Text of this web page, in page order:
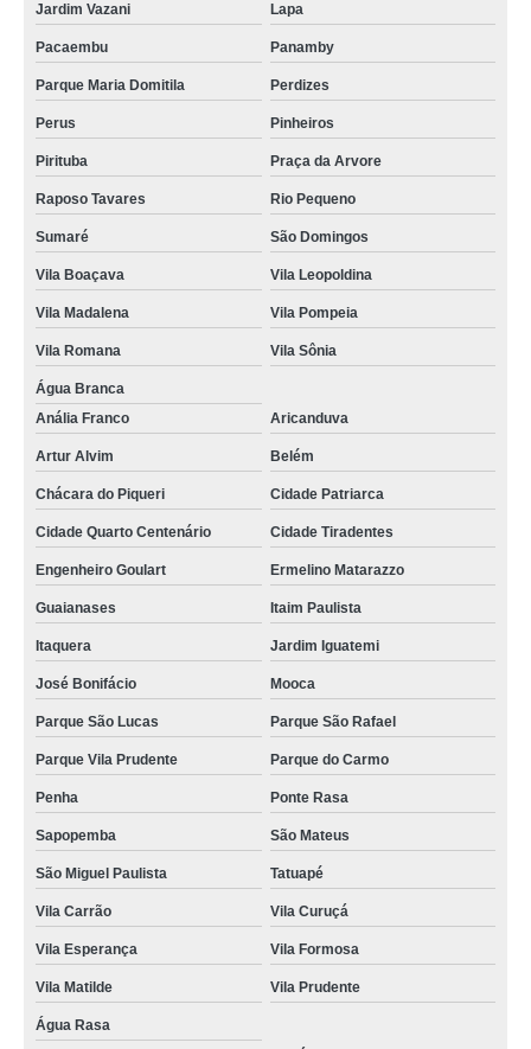
Jardim Vazani Lapa
Pacaembu Panamby
Parque Maria Domitila Perdizes
Perus Pinheiros
Pirituba Praça da Arvore
Raposo Tavares Rio Pequeno
Sumaré São Domingos
Vila Boaçava Vila Leopoldina
Vila Madalena Vila Pompeia
Vila Romana Vila Sônia
Água Branca
Anália Franco
Aricanduva
Artur Alvim Belém
Chácara do Piqueri Cidade Patriarca
Cidade Quarto Centenário Cidade Tiradentes
Engenheiro Goulart Ermelino Matarazzo
Guaianases Itaim Paulista
Itaquera Jardim Iguatemi
José Bonifácio Mooca
Parque São Lucas Parque São Rafael
Parque Vila Prudente Parque do Carmo
Penha Ponte Rasa
Sapopemba São Mateus
São Miguel Paulista Tatuapé
Vila Carrão Vila Curuçá
Vila Esperança Vila Formosa
Vila Matilde Vila Prudente
Água Rasa